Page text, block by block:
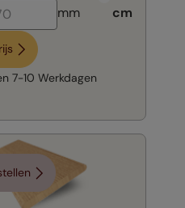
mm
cm
7-10 Werkdagen